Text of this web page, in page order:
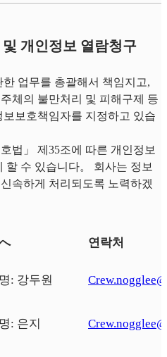
개인정보 열람청구
업무를 총괄해서 책임지고,
체의 불만처리 및 피해구제 등
보호책임자를 지정하고 있습
법」 제35조에 따른 개인정보
할 수 있습니다。 회사는 정보
속하게 처리되도록 노력하겠
연락처
: 강두원
: 은지